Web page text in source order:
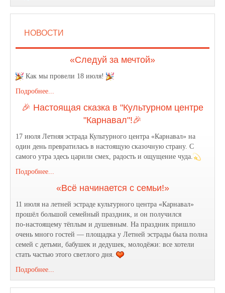
НОВОСТИ
«Следуй за мечтой»
Как мы провели 18 июля!
Подробнее...
🎉 Настоящая сказка в "Культурном центре
"Карнавал"!🎉
17 июля Летняя эстрада Культурного центра «Карнавал» на
один день превратилась в настоящую сказочную страну. С
самого утра здесь царили смех, радость и ощущение чуда.
Подробнее...
«Всё начинается с семьи!»
11 июля на летней эстраде культурного центра «Карнавал»
прошёл большой семейный праздник, и он получился
по‑настоящему тёплым и душевным. На праздник пришло
очень много гостей — площадка у Летней эстрады была полна
семей с детьми, бабушек и дедушек, молодёжи: все хотели
стать частью этого светлого дня.
Подробнее...